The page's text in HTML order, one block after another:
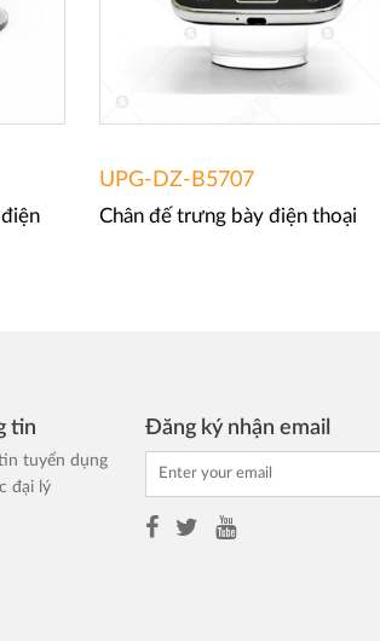
UPG-DZ-B5707
Chân đế trưng bày điện thoại
tin
tuyển dụng
đại lý
Đăng ký nhận email